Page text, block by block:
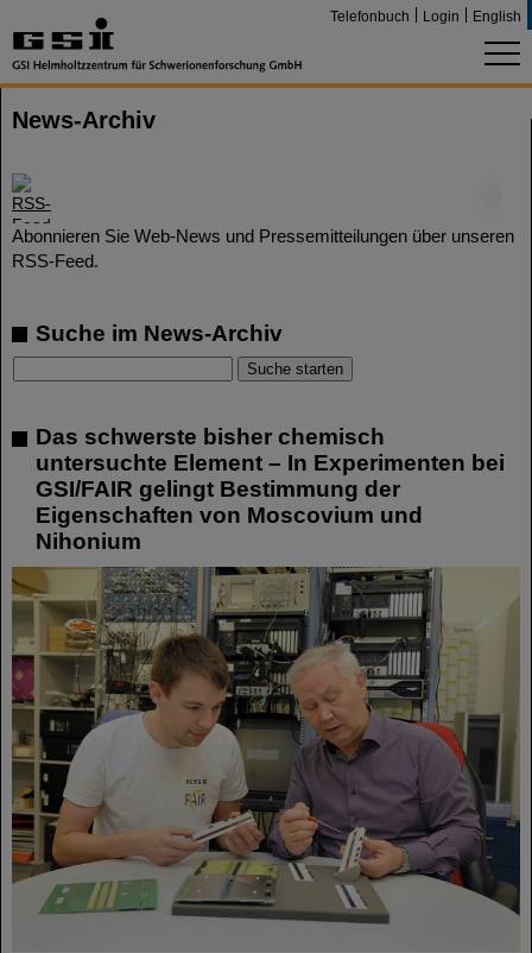
Telefonbuch Login English
News-Archiv
Abonnieren Sie Web-News und Pressemitteilungen über unseren
RSS-Feed.
Suche im News-Archiv
Das schwerste bisher chemisch
untersuchte Element – In Experimenten bei
GSI/FAIR gelingt Bestimmung der
Eigenschaften von Moscovium und
Nihonium